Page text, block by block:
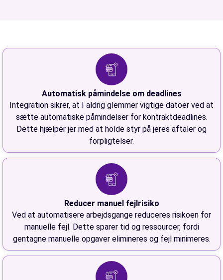
Automatisk påmindelse om deadlines
Integration sikrer, at I aldrig glemmer vigtige datoer ved at
sætte automatiske påmindelser for kontraktdeadlines.
Dette hjælper jer med at holde styr på jeres aftaler og
forpligtelser.
Reducer manuel fejlrisiko
Ved at automatisere arbejdsgange reduceres risikoen for
manuelle fejl. Dette sparer tid og ressourcer, fordi
gentagne manuelle opgaver elimineres og fejl minimeres.